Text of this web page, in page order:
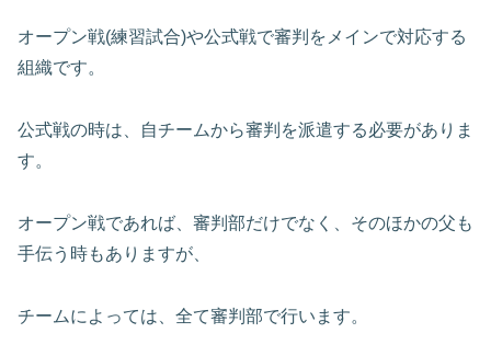
オープン戦(練習試合)や公式戦で審判をメインで対応する
組織です。
公式戦の時は、自チームから審判を派遣する必要がありま
す。
オープン戦であれば、審判部だけでなく、そのほかの父も
手伝う時もありますが、
チームによっては、全て審判部で行います。